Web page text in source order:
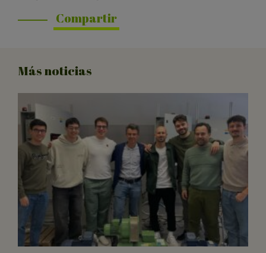
Compartir
Más noticias